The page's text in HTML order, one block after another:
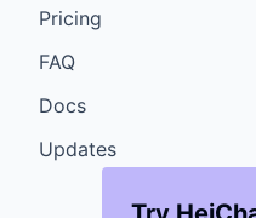
Pricing
FAQ
Docs
Updates